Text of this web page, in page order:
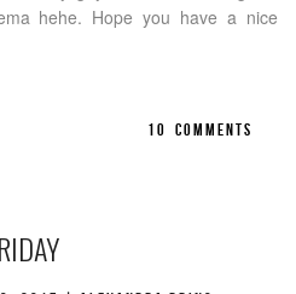
hehe. Hope you have a nice
10 COMMENTS